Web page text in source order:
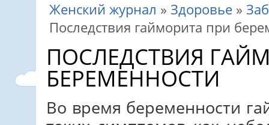
Женский журнал » Здоровье »
Последствия гайморита при
ПОСЛЕДСТВИЯ
БЕРЕМЕННОСТИ
Во время беременности